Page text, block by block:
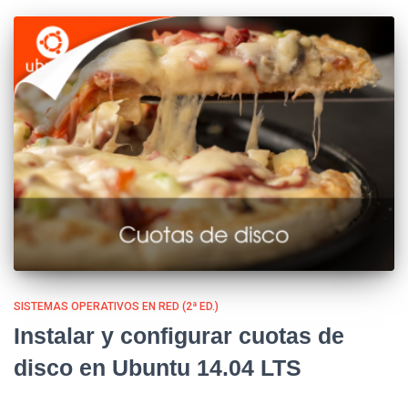
SISTEMAS OPERATIVOS EN RED (2ª ED.)
Instalar y configurar cuotas de
disco en Ubuntu 14.04 LTS